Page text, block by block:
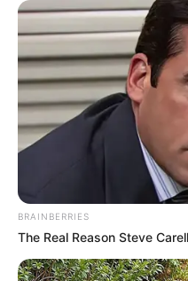
BRAINBERRIES
The Real Reason Steve